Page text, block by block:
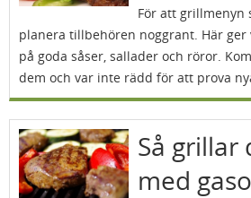
För att grillmenyn
planera tillbehören noggrant. Här ger
på goda såser, sallader och röror.
dem och var inte rädd för att prova
Så grillar
med